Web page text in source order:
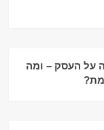
על העסק – ומה